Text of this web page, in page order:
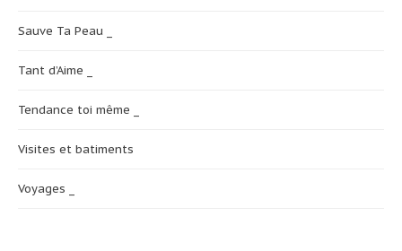
Sauve Ta Peau _
Tant d’Aime _
Tendance toi même _
Visites et batiments
Voyages _